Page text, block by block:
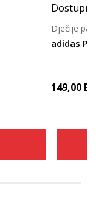
adidas
Dječije
149,00